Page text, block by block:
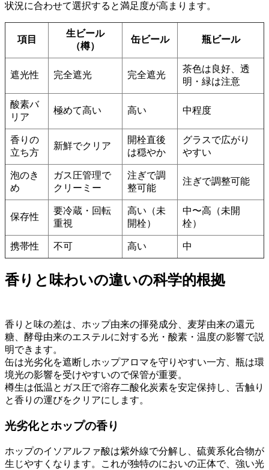
状況に合わせて選択すると満足度が高まります。
項目
生ビール
（樽）
缶ビール 瓶ビール
遮光性 完全遮光 完全遮光
茶色は良好、透
明・緑は注意
酸素バ
リア
極めて高い 高い 中程度
香りの
立ち方
新鮮でクリア
開栓直後
は穏やか
グラスで広がり
やすい
泡のき
め
ガス圧管理で
クリーミー
注ぎで調
整可能
注ぎで調整可能
保存性
要冷蔵・回転
重視
高い（未
開栓）
中〜高（未開
栓）
携帯性 不可 高い 中
香りと味わいの違いの科学的根拠
香りと味の差は、ホップ由来の揮発成分、麦芽由来の還元
糖、酵母由来のエステルに対する光・酸素・温度の影響で説
明できます。
缶は光劣化を遮断しホップアロマを守りやすい一方、瓶は環
境光の影響を受けやすいので保管が重要。
樽生は低温とガス圧で溶存二酸化炭素を安定保持し、舌触り
と香りの運びをクリアにします。
光劣化とホップの香り
ホップのイソアルファ酸は紫外線で分解し、硫黄系化合物が
生じやすくなります。これが独特のにおいの正体で、強い光